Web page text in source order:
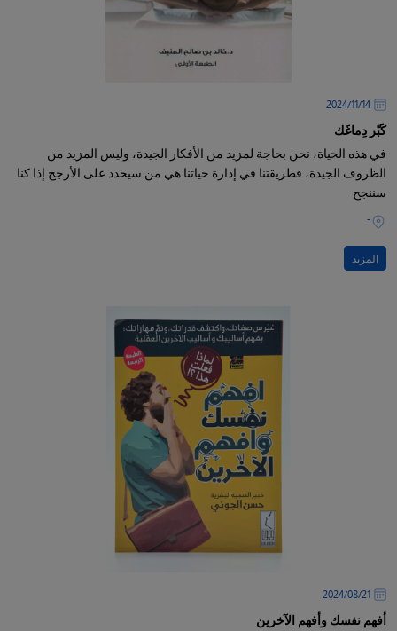
14‏/11‏/2024
كَبّر دِماغَك
في هذه الحياة، نحن بحاجة لمزيد من الأفكار الجيدة، وليس المزيد من
الظروف الجيدة، فطريقتنا في إدارة حياتنا هي من سيحدد على الأرجح إذا كنا
سننجح
-
المزيد
21‏/08‏/2024
أفهم نفسك وأفهم الآخرين